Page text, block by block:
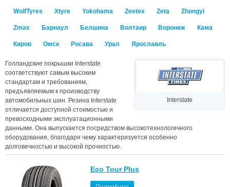
WolfTyres Xtyre Yokohama Zeetex Zeta Zhongyi
Zmax Барнаул Белшина Волтаир Воронеж Кама
Киров Омск Росава Урал Ярославль
Interstate
Голландские покрышки Interstate
соответствуют самым высоким
стандартам и требованиям,
предъявляемым к производству
автомобильных шин. Резина Interstate
отличается доступной стоимостью и
превосходными эксплуатационными
данными. Она выпускается посредством высокотехнологичного
оборудования, благодаря чему характеризуется особенно
долговечностью и высокой прочностью.
Eco Tour Plus